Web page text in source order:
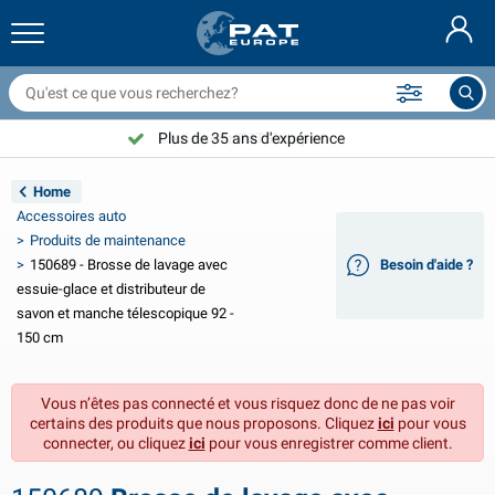
couvre remorque & accessoires
électriques pour remorque
de remorque
de remorque Aspöck
de remorque Radex
de remorque LED
d'éclairage de remorque
de voiture
de voiture
de batterie & solaire
12V & 24V
& demi-housses voiture
pour voitures
de protection
de caravane & camping-car
de caravane & camping-car
gaz
de maintenance
techniques
de pont
et manilles
de voile
et entretien
& couvertures anti feu
de vélo
air
de serrage
de porte
GasStop®
Nederlands
Deutsch
English
Svenska
Norsk
Dansk
Suomalainen
Choisissez PAT Europe !
Plus de 35 ans d'expérience
Home
Accessoires auto
Produits de maintenance
150689 - Brosse de lavage avec
essuie-glace et distributeur de
savon et manche télescopique 92 -
150 cm
Besoin d'aide ?
Vous n’êtes pas connecté et vous risquez donc de ne pas voir
certains des produits que nous proposons. Cliquezici pour vous
connecter, ou cliquezici pour vous enregistrer comme client.